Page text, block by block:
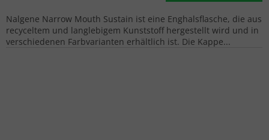
Nalgene Narrow Mouth Sustain ist eine Enghalsflasche, die aus
recyceltem und langlebigem Kunststoff hergestellt wird und in
verschiedenen Farbvarianten erhältlich ist. Die Kappe...